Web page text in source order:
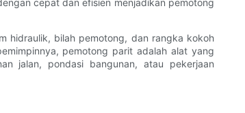
cepat dan efisien menjadikan pemotong
hidraulik, bilah pemotong, dan rangka kokoh
pemotong parit adalah alat yang
jalan, pondasi bangunan, atau pekerjaan